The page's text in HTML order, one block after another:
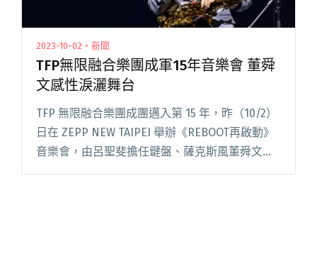
2023-10-02・新聞
TFP無限融合樂團成軍15年音樂會 董舜
文感性淚灑舞台
TFP 無限融合樂團成團邁入第 15 年，昨（10/2）
日在 ZEPP NEW TAIPEI 舉辦《REBOOT再啟動》
音樂會，由呂聖斐擔任鍵盤、薩克斯風董舜文、
貝斯陳右泯、鼓組陳玟瑋，以及特邀團員吉他手